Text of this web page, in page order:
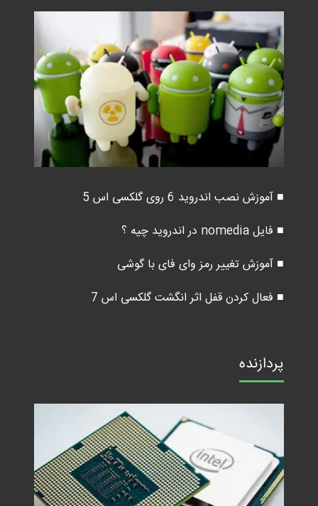
■ آموزش نصب اندروید 6 روی گلکسی اس 5
■ فایل nomedia در اندروید چیه ؟
■ آموزش تغییر رمز وای فای با گوشی
■ فعال کردن قفل اثر انگشت گلکسی اس 7
پردازنده